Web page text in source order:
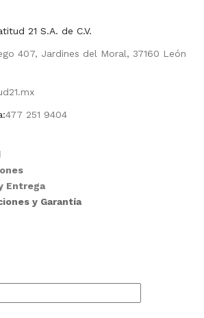
21 S.A. de C.V.
407, Jardines del Moral, 37160 León
477 251 9404
Entrega
y Garantía